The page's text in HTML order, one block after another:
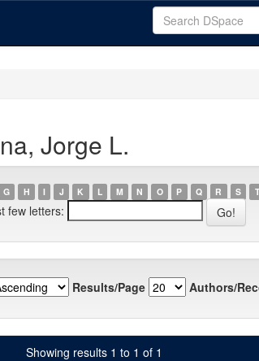
Jorge L.
G H I J K L M N O P Q R S T
few letters:
Results/Page Authors/
Showing results 1 to 1 of 1